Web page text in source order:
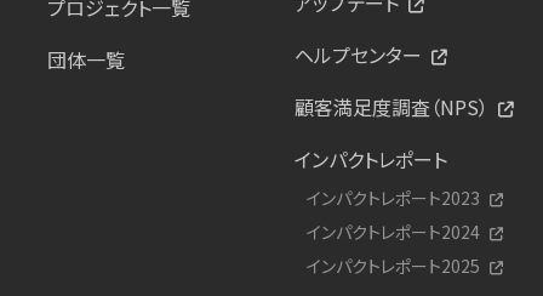
プロジェクト一覧
団体一覧
ヘルプセンター
顧客満足度調査（NPS）
インパクトレポート
インパクトレポート2023
インパクトレポート2024
インパクトレポート2025